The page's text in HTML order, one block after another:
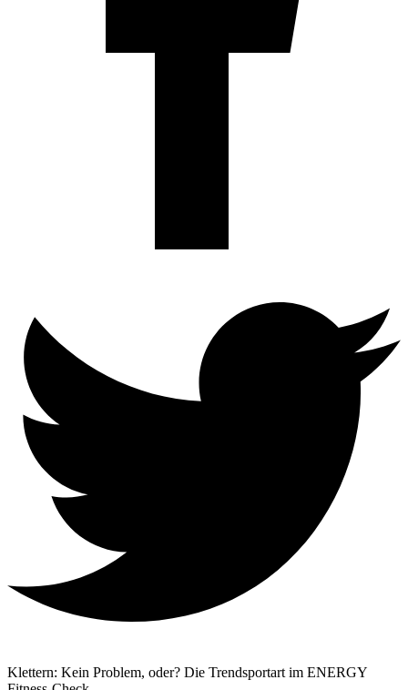
Klettern: Kein Problem, oder? Die Trendsportart im ENERGY